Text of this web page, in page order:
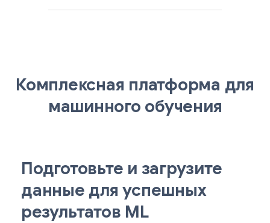
Комплексная платформа для
машинного обучения
Подготовьте и загрузите
данные для успешных
результатов ML